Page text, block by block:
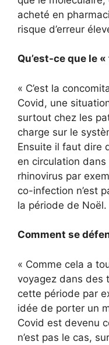
acheté en
risque d’erreur
Qu’est-ce que le
« C’est la
Covid, une
surtout chez les
charge sur le
Ensuite il faut dire
en circulation
rhinovirus par
co-infection n’est
la période de Noël.
Comment se
« Comme cela a
voyagez dans des
cette période par
idée de porter un
Covid est devenu
n’est pas le cas,